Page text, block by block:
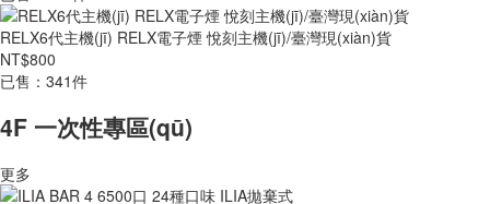
RELX6代主機(jī) RELX電子煙 悅刻主機(jī)/臺灣現(xiàn)貨
NT$800
已售：341件
4F 一次性專區(qū)
更多